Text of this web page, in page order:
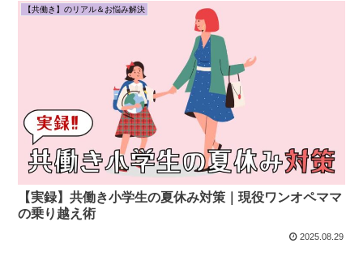
【共働き】のリアル＆お悩み解決
【実録】共働き小学生の夏休み対策｜現役ワンオペママ
の乗り越え術
2025.08.29